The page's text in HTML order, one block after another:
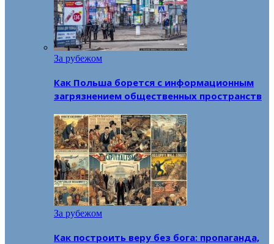
За рубежом
Как Польша борется с информационным
загрязнением общественных пространств
За рубежом
Как построить веру без бога: пропаганда,